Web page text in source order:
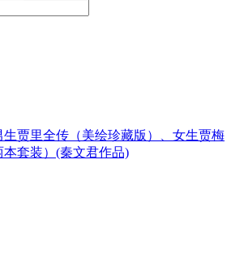
贾里全传（美绘珍藏版）、女生贾梅
套装）(秦文君作品)